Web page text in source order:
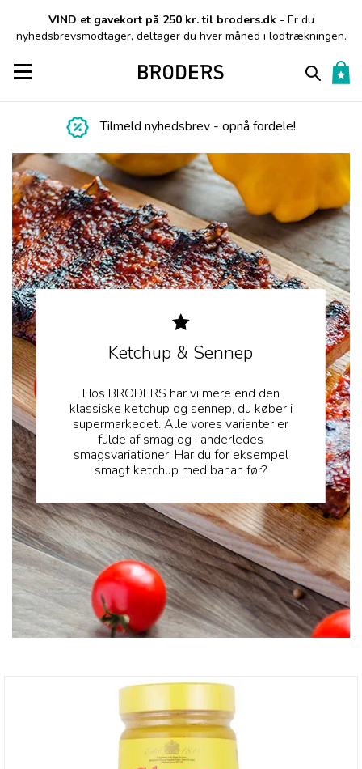
VIND et gavekort på 250 kr. til broders.dk - Er du
nyhedsbrevsmodtager, deltager du hver måned i lodtrækningen.
Toggle navigation
Tilmeld nyhedsbrev - opnå fordele!
Ketchup & Sennep
Hos BRODERS har vi mere end den
klassiske ketchup og sennep, du køber i
supermarkedet. Alle vores varianter er
fulde af smag og i anderledes
smagsvariationer. Har du for eksempel
smagt ketchup med banan før?